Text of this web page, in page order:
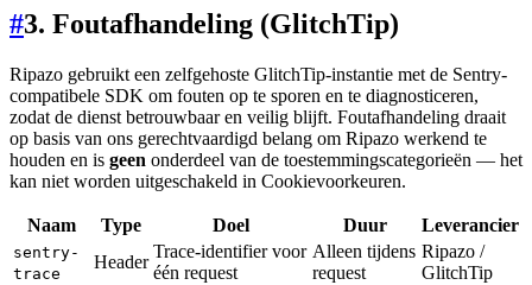
#3. Foutafhandeling (GlitchTip)
Ripazo gebruikt een zelfgehoste GlitchTip-instantie met de Sentry-
compatibele SDK om fouten op te sporen en te diagnosticeren,
zodat de dienst betrouwbaar en veilig blijft. Foutafhandeling draait
op basis van ons gerechtvaardigd belang om Ripazo werkend te
houden en is geen onderdeel van de toestemmingscategorieën — het
kan niet worden uitgeschakeld in Cookievoorkeuren.
Naam Type Doel Duur Leverancier
sentry-
trace
Header
Trace-identifier voor
één request
Alleen tijdens
request
Ripazo /
GlitchTip